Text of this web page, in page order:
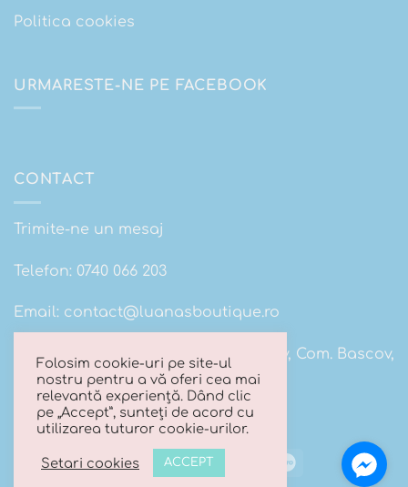
Politica cookies
URMARESTE-NE PE FACEBOOK
CONTACT
Trimite-ne un mesaj
Telefon: 0740 066 203
Email: contact@luanasboutique.ro
Adresa: Str. Scolii nr 16B, Sat. Bascov, Com. Bascov,
Jud Arges
Visa MasterCard Maestro
Folosim cookie-uri pe site-ul
nostru pentru a vă oferi cea mai
relevantă experiență. Dând clic
pe „Accept”, sunteți de acord cu
utilizarea tuturor cookie-urilor.
Setari cookies ACCEPT